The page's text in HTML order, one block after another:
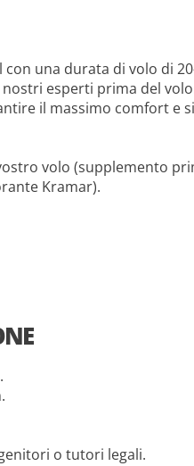
con una durata di volo di
esperti prima del
il massimo comfort e
volo (supplemento
Kramar).
o tutori legali.